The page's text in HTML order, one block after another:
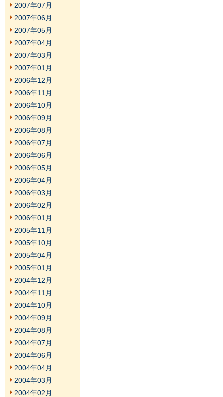
2007年07月
2007年06月
2007年05月
2007年04月
2007年03月
2007年01月
2006年12月
2006年11月
2006年10月
2006年09月
2006年08月
2006年07月
2006年06月
2006年05月
2006年04月
2006年03月
2006年02月
2006年01月
2005年11月
2005年10月
2005年04月
2005年01月
2004年12月
2004年11月
2004年10月
2004年09月
2004年08月
2004年07月
2004年06月
2004年04月
2004年03月
2004年02月